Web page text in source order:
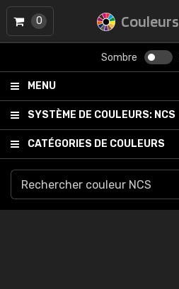
Couleurs
Sombre
MENU
SYSTÈME DE COULEURS: NCS
CATÉGORIES DE COULEURS
0